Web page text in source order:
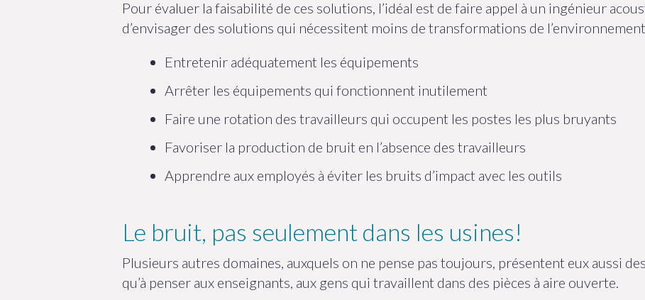
Pour évaluer la faisabilité de ces solutions, l’idéal est de faire appel à un ingénieur
d’envisager des solutions qui nécessitent moins de transformations de
Entretenir adéquatement les équipements
Arrêter les équipements qui fonctionnent inutilement
Faire une rotation des travailleurs qui occupent les postes les plus bruyants
Favoriser la production de bruit en l’absence des travailleurs
Apprendre aux employés à éviter les bruits d’impact avec les outils
Le bruit, pas seulement dans les usines!
Plusieurs autres domaines, auxquels on ne pense pas toujours, présentent eux aussi
qu’à penser aux enseignants, aux gens qui travaillent dans des pièces à aire ouverte.